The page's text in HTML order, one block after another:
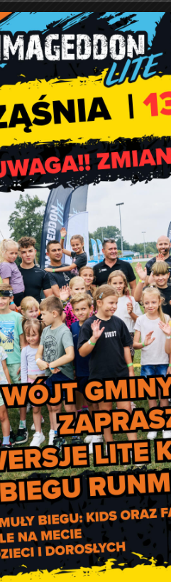
Szkolenia prowadzone będą
dojazdu, w drugim dniu
obiad.
Zespołem Doradztwa w